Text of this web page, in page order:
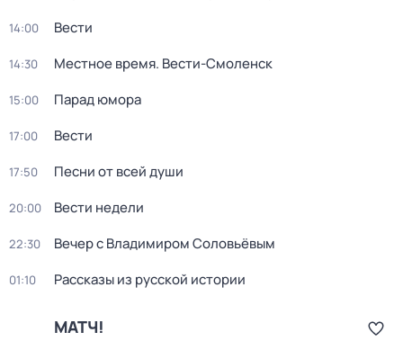
14:00 Вести
14:30 Местное время. Вести-Смоленск
15:00 Парад юмора
17:00 Вести
17:50 Песни от всей души
20:00 Вести недели
22:30 Вечер с Владимиром Соловьёвым
01:10 Рассказы из русской истории
МАТЧ!